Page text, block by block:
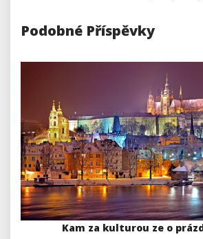
Podobné Příspěvky
Kam za kulturou ze o